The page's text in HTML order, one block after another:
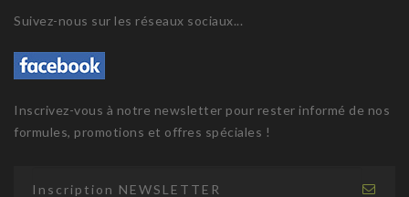
Suivez-nous sur les réseaux sociaux...
Inscrivez-vous à notre newsletter pour rester informé de nos
formules, promotions et offres spéciales !